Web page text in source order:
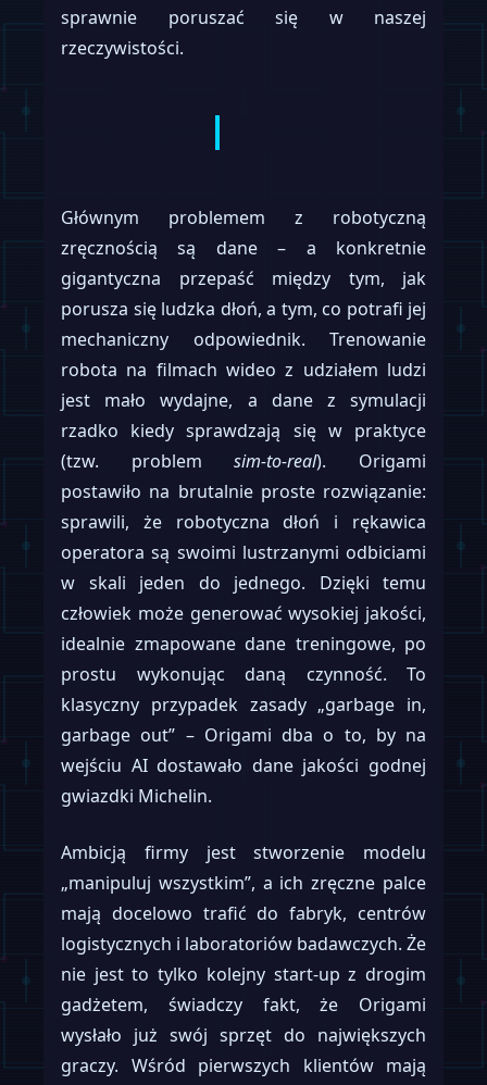
sprawnie poruszać się w naszej
rzeczywistości.
Głównym problemem z robotyczną
zręcznością są dane – a konkretnie
gigantyczna przepaść między tym, jak
porusza się ludzka dłoń, a tym, co potrafi jej
mechaniczny odpowiednik. Trenowanie
robota na filmach wideo z udziałem ludzi
jest mało wydajne, a dane z symulacji
rzadko kiedy sprawdzają się w praktyce
(tzw. problemsim-to-real). Origami
postawiło na brutalnie proste rozwiązanie:
sprawili, że robotyczna dłoń i rękawica
operatora są swoimi lustrzanymi odbiciami
w skali jeden do jednego. Dzięki temu
człowiek może generować wysokiej jakości,
idealnie zmapowane dane treningowe, po
prostu wykonując daną czynność. To
klasyczny przypadek zasady „garbage in,
garbage out” – Origami dba o to, by na
wejściu AI dostawało dane jakości godnej
gwiazdki Michelin.
Ambicją firmy jest stworzenie modelu
„manipuluj wszystkim”, a ich zręczne palce
mają docelowo trafić do fabryk, centrów
logistycznych i laboratoriów badawczych. Że
nie jest to tylko kolejny start-up z drogim
gadżetem, świadczy fakt, że Origami
wysłało już swój sprzęt do największych
graczy. Wśród pierwszych klientów mają